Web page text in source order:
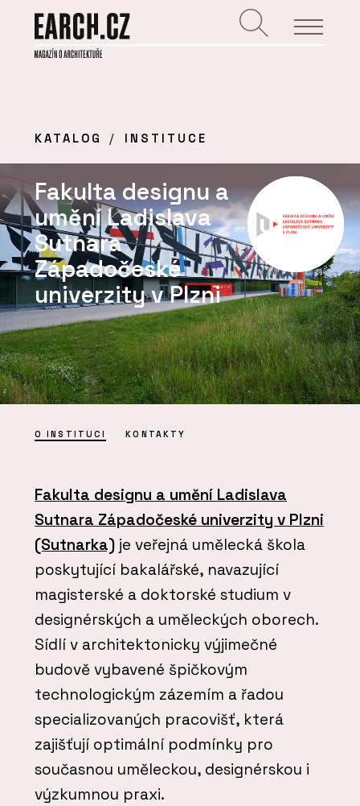
KATALOG INSTITUCE
Fakulta designu a
umění Ladislava
Sutnara
Západočeské
univerzity v Plzni
O INSTITUCI KONTAKTY
Fakulta designu a umění Ladislava
Sutnara Západočeské univerzity v Plzni
(Sutnarka) je veřejná umělecká škola
poskytující bakalářské, navazující
magisterské a doktorské studium v
designérských a uměleckých oborech.
Sídlí v architektonicky výjimečné
budově vybavené špičkovým
technologickým zázemím a řadou
specializovaných pracovišť, která
zajišťují optimální podmínky pro
současnou uměleckou, designérskou i
výzkumnou praxi.